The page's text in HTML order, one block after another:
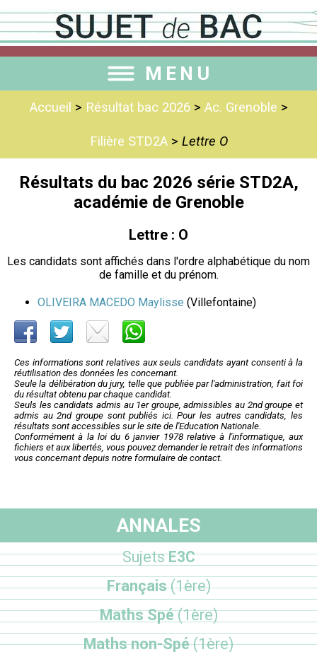
MENU
Accueil > Résultat bac 2026> Ac. Grenoble >
Filière STD2A> Lettre O
Résultats du bac 2026 série STD2A,
académie de Grenoble
Lettre : O
Les candidats sont affichés dans l'ordre alphabétique du nom
de famille et du prénom.
OLIVEIRA MACEDO Maylisse (Villefontaine)
Ces informations sont relatives aux seuls candidats ayant consenti à la
réutilisation des données les concernant.
Seule la délibération du jury, telle que publiée par l'administration, fait foi
du résultat obtenu par chaque candidat.
Seuls les candidats admis au 1er groupe, admissibles au 2nd groupe et
admis au 2nd groupe sont publiés ici. Pour les autres candidats, les
résultats sont accessibles sur le site de l'Education Nationale.
Conformément à la loi du 6 janvier 1978 relative à l'informatique, aux
fichiers et aux libertés, vous pouvez demander le retrait des informations
vous concernant depuis notre formulaire de contact.
ANNALES
SujetsE3C
Français(1ère)
Maths Spé(1ère)
Maths non-Spé(1ère)